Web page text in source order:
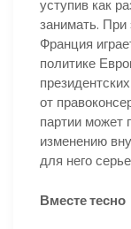
уступив как
занимать. При
Франция
политике
от
партии может
изменению
для него
Вместе тесно